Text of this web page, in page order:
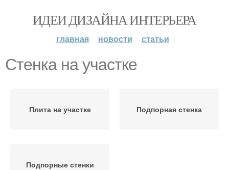
ИДЕИ ДИЗАЙНА ИНТЕРЬЕРА
главная новости статьи
Стенка на участке
Плита на участке Подпорная стенка
Подпорные стенки